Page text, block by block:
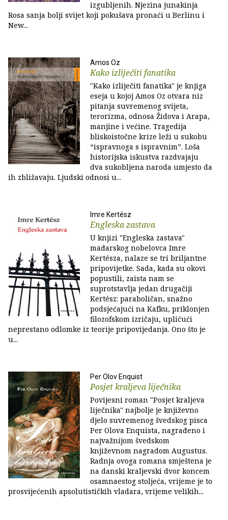
izgubljenih. Njezina junakinja
Rosa sanja bolji svijet koji pokušava pronaći u Berlinu i
New...
Amos Oz
Kako izliječiti fanatika
"Kako izliječiti fanatika" je knjiga
eseja u kojoj Amos Oz otvara niz
pitanja suvremenog svijeta,
terorizma, odnosa Židova i Arapa,
manjine i većine. Tragedija
bliskoistočne krize leži u sukobu
“ispravnoga s ispravnim”. Loša
historijska iskustva razdvajaju
dva sukobljena naroda umjesto da
ih zbližavaju. Ljudski odnosi u...
Imre Kertész
Engleska zastava
U knjizi "Engleska zastava"
mađarskog nobelovca Imre
Kertésza, nalaze se tri briljantne
pripovijetke. Sada, kada su okovi
popustili, zaista nam se
suprotstavlja jedan drugačiji
Kertész: paraboličan, snažno
podsjećajući na Kafku, priklonjen
filozofskom izričaju, uplićući
neprestano odlomke iz teorije pripovijedanja. Ono što je
u...
Per Olov Enquist
Posjet kraljeva liječnika
Povijesni roman "Posjet kraljeva
liječnika" najbolje je književno
djelo suvremenog švedskog pisca
Per Olova Enquista, nagrađeno i
najvažnijom švedskom
književnom nagradom Augustus.
Radnja ovoga romana smještena je
na danski kraljevski dvor koncem
osamnaestog stoljeća, vrijeme je to
prosvijećenih apsolutističkih vladara, vrijeme velikih...